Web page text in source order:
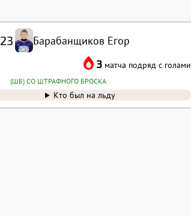
23 Барабанщиков Егор
3 матча подряд с голами
(ШБ) СО ШТРАФНОГО БРОСКА
Кто был на льду